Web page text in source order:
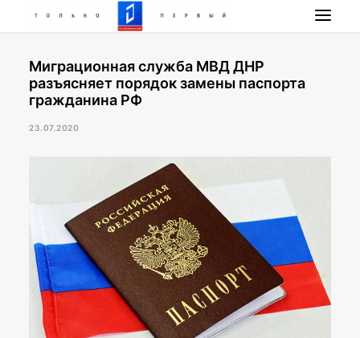
НОВОСТИ
ПРОГРАММА
КОНТАКТЫ
ПОИСК
Миграционная служба МВД ДНР
разъясняет порядок замены паспорта
гражданина РФ
23.07.2020